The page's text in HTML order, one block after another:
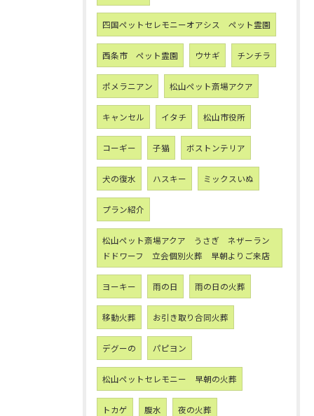
四国ペットセレモニーオアシス ペット霊園
西条市 ペット霊園 ウサギ チンチラ
ポメラニアン 松山ペット斎場アクア
キャンセル イタチ 松山市役所
コーギー 子猫 ボストンテリア
犬の復水 ハスキー ミックスいぬ
プラン紹介
松山ペット斎場アクア うさぎ ネザーラン
ドドワーフ 立会個別火葬 早朝よりご来店
ヨーキー 雨の日 雨の日の火葬
移動火葬 お引き取り合同火葬
デグーの パピヨン
松山ペットセレモニー 早朝の火葬
トカゲ 腹水 夜の火葬